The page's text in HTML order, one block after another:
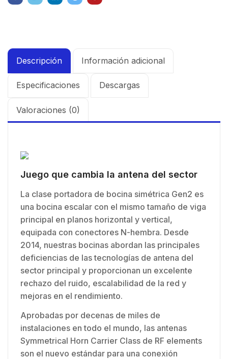
Descripción Información adicional
Especificaciones Descargas
Valoraciones (0)
Juego que cambia la antena del sector
La clase portadora de bocina simétrica Gen2 es
una bocina escalar con el mismo tamaño de viga
principal en planos horizontal y vertical,
equipada con conectores N-hembra. Desde
2014, nuestras bocinas abordan las principales
deficiencias de las tecnologías de antena del
sector principal y proporcionan un excelente
rechazo del ruido, escalabilidad de la red y
mejoras en el rendimiento.
Aprobadas por decenas de miles de
instalaciones en todo el mundo, las antenas
Symmetrical Horn Carrier Class de RF elements
son el nuevo estándar para una conexión